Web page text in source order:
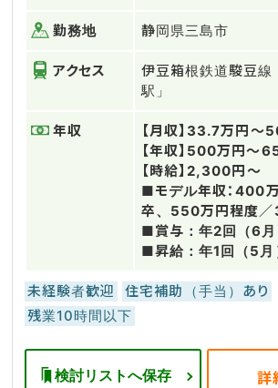
勤務地 静岡県三島市
アクセス
伊豆箱根鉄道駿豆線
駅」
年収
【月収】33.7万円～
【年収】500万円～
【時給】2,300円～
■モデル年収：400
卒、550万円程度
■賞与：年2回（6月
■昇給：年1回（5月
未経験者歓迎
住宅補助（手当）あり
残業10時間以下
検討リストへ保存 詳